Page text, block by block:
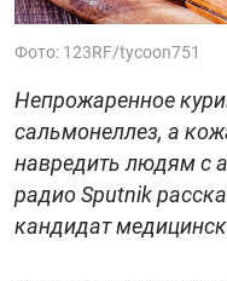
Фото: 123RF/tycoon751
Непрожаренное
сальмонеллез, а
навредить людям с
радио Sputnik
кандидат